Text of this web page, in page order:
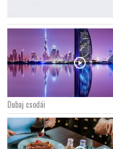
Dubaj csodái